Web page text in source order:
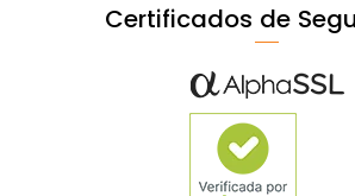
Certificados de